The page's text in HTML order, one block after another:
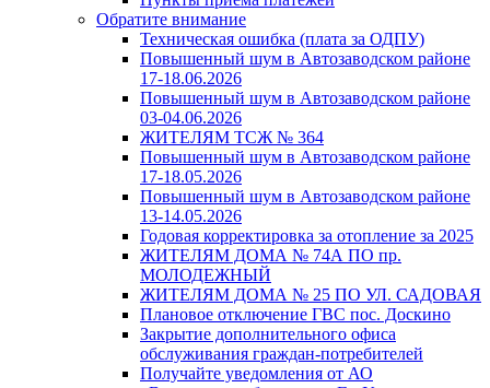
Обратите внимание
Техническая ошибка (плата за ОДПУ)
Повышенный шум в Автозаводском районе
17-18.06.2026
Повышенный шум в Автозаводском районе
03-04.06.2026
ЖИТЕЛЯМ ТСЖ № 364
Повышенный шум в Автозаводском районе
17-18.05.2026
Повышенный шум в Автозаводском районе
13-14.05.2026
Годовая корректировка за отопление за 2025
ЖИТЕЛЯМ ДОМА № 74А ПО пр.
МОЛОДЕЖНЫЙ
ЖИТЕЛЯМ ДОМА № 25 ПО УЛ. САДОВАЯ
Плановое отключение ГВС пос. Доскино
Закрытие дополнительного офиса
обслуживания граждан-потребителей
Получайте уведомления от АО